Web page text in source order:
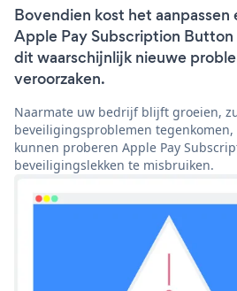
Bovendien kost het
Apple Pay Subscription
dit waarschijnlijk nieuwe
veroorzaken.
Naarmate uw bedrijf blijft groeien,
beveiligingsproblemen tegenkomen,
kunnen proberen Apple Pay
beveiligingslekken te misbruiken.